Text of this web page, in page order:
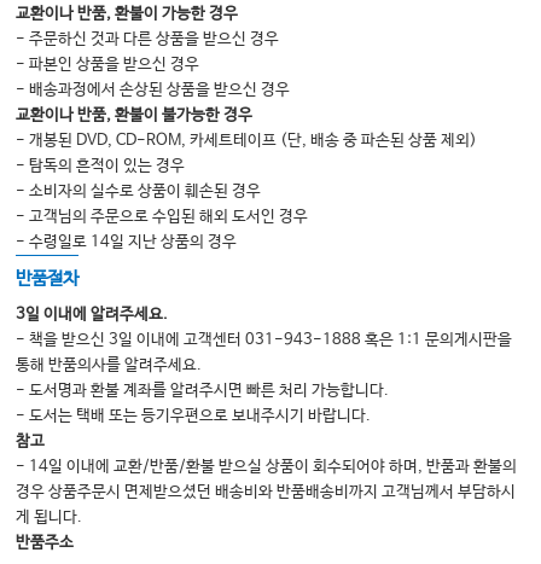
교환이나 반품, 환불이 가능한 경우
- 주문하신 것과 다른 상품을 받으신 경우
- 파본인 상품을 받으신 경우
- 배송과정에서 손상된 상품을 받으신 경우
교환이나 반품, 환불이 불가능한 경우
- 개봉된 DVD, CD-ROM, 카세트테이프 (단, 배송 중 파손된 상품 제외)
- 탐독의 흔적이 있는 경우
- 소비자의 실수로 상품이 훼손된 경우
- 고객님의 주문으로 수입된 해외 도서인 경우
- 수령일로 14일 지난 상품의 경우
반품절차
3일 이내에 알려주세요.
- 책을 받으신 3일 이내에 고객센터 031-943-1888 혹은 1:1 문의게시판을
통해 반품의사를 알려주세요.
- 도서명과 환불 계좌를 알려주시면 빠른 처리 가능합니다.
- 도서는 택배 또는 등기우편으로 보내주시기 바랍니다.
참고
- 14일 이내에 교환/반품/환불 받으실 상품이 회수되어야 하며, 반품과 환불의
경우 상품주문시 면제받으셨던 배송비와 반품배송비까지 고객님께서 부담하시
게 됩니다.
반품주소